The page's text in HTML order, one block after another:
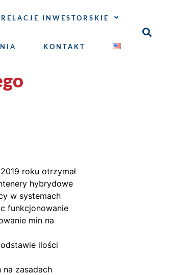
RELACJE INWESTORSKIE
KONTAKT
roku otrzymał
hybrydowe
w systemach
funkcjonowanie
min na
ilości
zasadach